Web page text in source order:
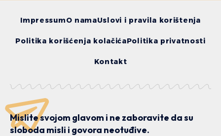
ImpressumO namaUslovi i pravila korištenja
Politika korišćenja kolačićaPolitika privatnosti
Kontakt
Mislite svojom glavom i ne zaboravite da su
sloboda misli i govora neotuđive.